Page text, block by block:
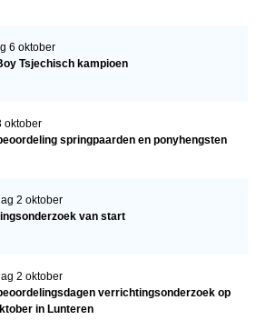
6 oktober
Tsjechisch kampioen
oktober
springpaarden en ponyhengsten
2 oktober
van start
2 oktober
verrichtingsonderzoek op
in Lunteren